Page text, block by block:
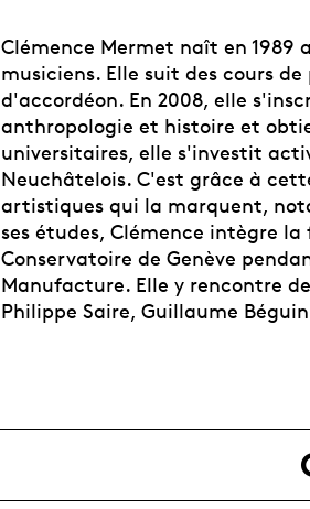
Clémence Mermet naît en 1989
musiciens. Elle suit des cours
d'accordéon. En 2008, elle
anthropologie et histoire et
universitaires, elle s'investit
Neuchâtelois. C'est grâce à
artistiques qui la marquent,
ses études, Clémence intègre
Conservatoire de Genève
Manufacture. Elle y rencontre
Philippe Saire, Guillaume